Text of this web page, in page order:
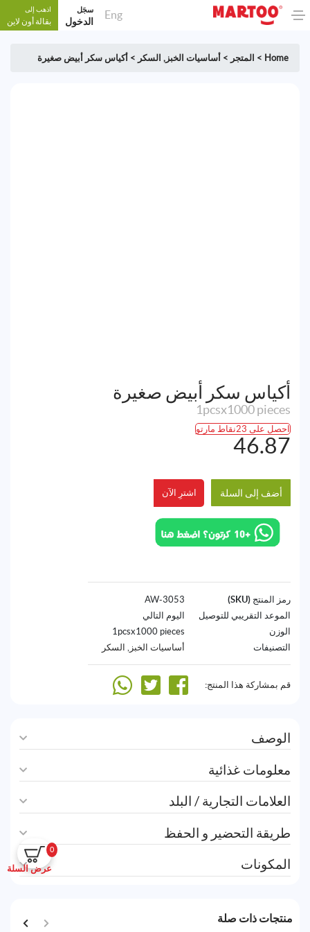
Eng سجَل
الدخول
اذهب إلى
بقالة أون لاين
0
عرض السلة
Home
> المتجر > أساسيات الخبز , السكر > أكياس سكر أبيض صغيرة
أكياس سكر أبيض صغيرة
1pcsx1000 pieces
احصل على 23نقاط مارتو
46.87
أضف إلى السلة اشترِ الآن
رمز المنتج (SKU)
3053-AW
الموعد التقريبي للتوصيل
اليوم التالي
الوزن
1pcsx1000 pieces
التصنيفات
أساسيات الخبز , السكر
قم بمشاركة هذا المنتج:
الوصف
معلومات غذائية
العلامات التجارية / البلد
طريقة التحضير و الحفظ
المكونات
منتجات ذات صلة